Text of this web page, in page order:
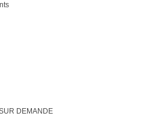
DEMANDE